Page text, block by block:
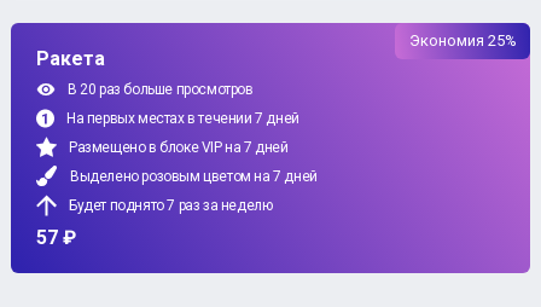
Ракета
В 20 раз больше просмотров
На первых местах в течении 7 дней
Размещено в блоке VIP на 7 дней
Выделено розовым цветом на 7 дней
Будет поднято 7 раз за неделю
57 ₽
Экономия 25%